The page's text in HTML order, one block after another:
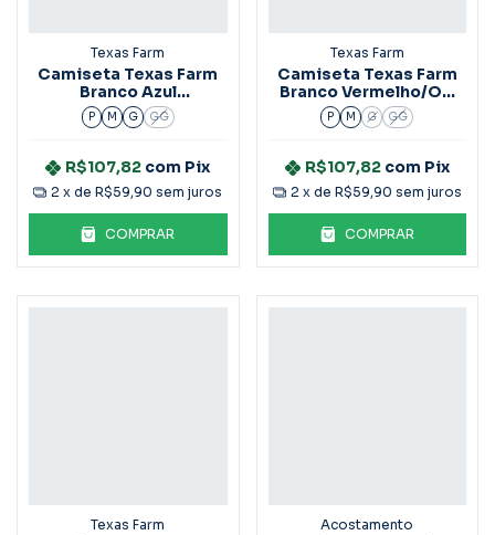
Texas Farm
Camiseta Texas Farm
Branco Azul
Marinho/Off White
CM479
P M G GG
R$107,82 com Pix
2 x deR$59,90 sem juros
COMPRAR
Texas Farm
Camiseta Texas Farm
Branco Vermelho/Off
White CM479
P M G GG
R$107,82 com Pix
2 x de R$59,90 sem juros
COMPRAR
Texas Farm Acostamento